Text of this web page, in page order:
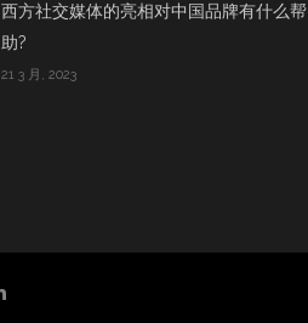
西方社交媒体的亮相对中国品牌有什么帮
助?
21 3 月, 2023